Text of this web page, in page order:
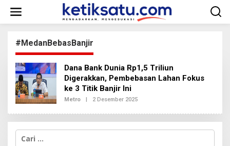
w
#MedanBebasBanjir
Dana Bank Dunia Rp1,5 Triliun
Digerakkan, Pembebasan Lahan Fokus
ke 3 Titik Banjir Ini
Metro | 2 Desember 2025
E
H
R
C